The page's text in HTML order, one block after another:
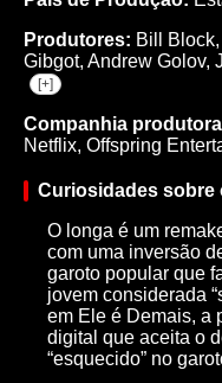
Produtores: Bill Block,
Gibgot, Andrew Golov,
[+]
Companhia
Netflix, Offspring
Curiosidades sobre
O longa é um
com uma inversão
garoto popular que
jovem considerada
em Ele é Demais, a
digital que aceita o
“esquecido” no